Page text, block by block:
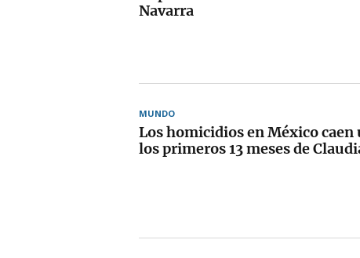
Navarra
MUNDO
Los homicidios en México caen
los primeros 13 meses de